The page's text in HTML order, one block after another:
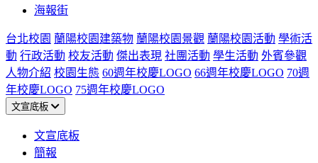
海報街
台北校園 蘭陽校園建築物 蘭陽校園景觀 蘭陽校園活動 學術活
動 行政活動 校友活動 傑出表現 社團活動 學生活動 外賓參觀
人物介紹 校園生態 60週年校慶LOGO 66週年校慶LOGO 70週
年校慶LOGO 75週年校慶LOGO
文宣底板
文宣底板
簡報